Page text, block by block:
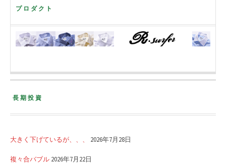
プロダクト
長期投資
大きく下げているが、、、 2026年7月28日
複々合バブル 2026年7月22日